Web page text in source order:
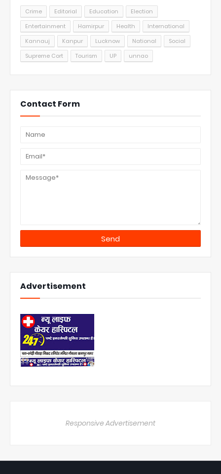
Crime Editorial Education
Election
Entertainment
Hamirpur Health
International
Kannauj
Kanpur Lucknow National
Social
Supreme Cort
Tourism UP unnao
Contact Form
Advertisement
Responsive Advertisement